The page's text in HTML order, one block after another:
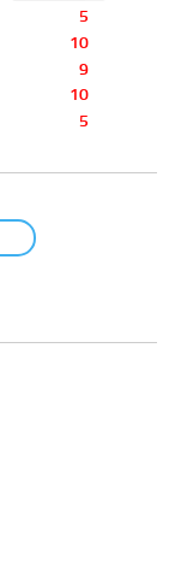
5
10
9
10
5